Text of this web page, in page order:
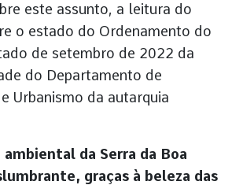
este assunto, a leitura do
o estado do Ordenamento do
de setembro de 2022 da
do Departamento de
Urbanismo da autarquia
da Serra da Boa
graças à beleza das